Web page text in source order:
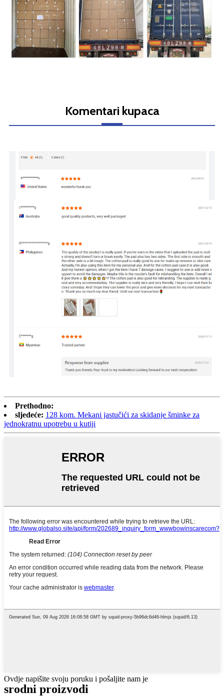
Komentari kupaca
Prethodno:
sljedeće: 128 kom. Mekani jastučići za skidanje šminke za
jednokratnu upotrebu u kutiji
Ovdje napišite svoju poruku i pošaljite nam je
srodni proizvodi